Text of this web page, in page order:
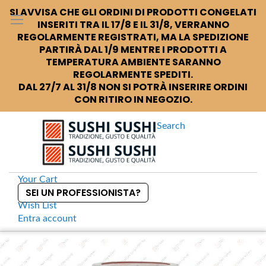
SI AVVISA CHE GLI ORDINI DI PRODOTTI CONGELATI
INSERITI TRA IL 17/8 E IL 31/8, VERRANNO
REGOLARMENTE REGISTRATI, MA LA SPEDIZIONE
PARTIRÀ DAL 1/9 MENTRE I PRODOTTI A
TEMPERATURA AMBIENTE SARANNO
REGOLARMENTE SPEDITI.
DAL 27/7 AL 31/8 NON SI POTRÀ INSERIRE ORDINI
CON RITIRO IN NEGOZIO.
Search
Your Cart
SEI UN PROFESSIONISTA?
Wish List
Entra account
S
Home Youki Tobanjan Salsa piccante a base di pasta di fave
S
k